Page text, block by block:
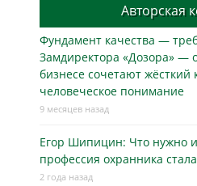
Авторская
Фундамент качества —
Замдиректора «Дозора» —
бизнесe сочетают жёсткий
человеческое понимание
9 месяцев назад
Егор Шипицин: Что нужно
профессия охранника
2 года назад